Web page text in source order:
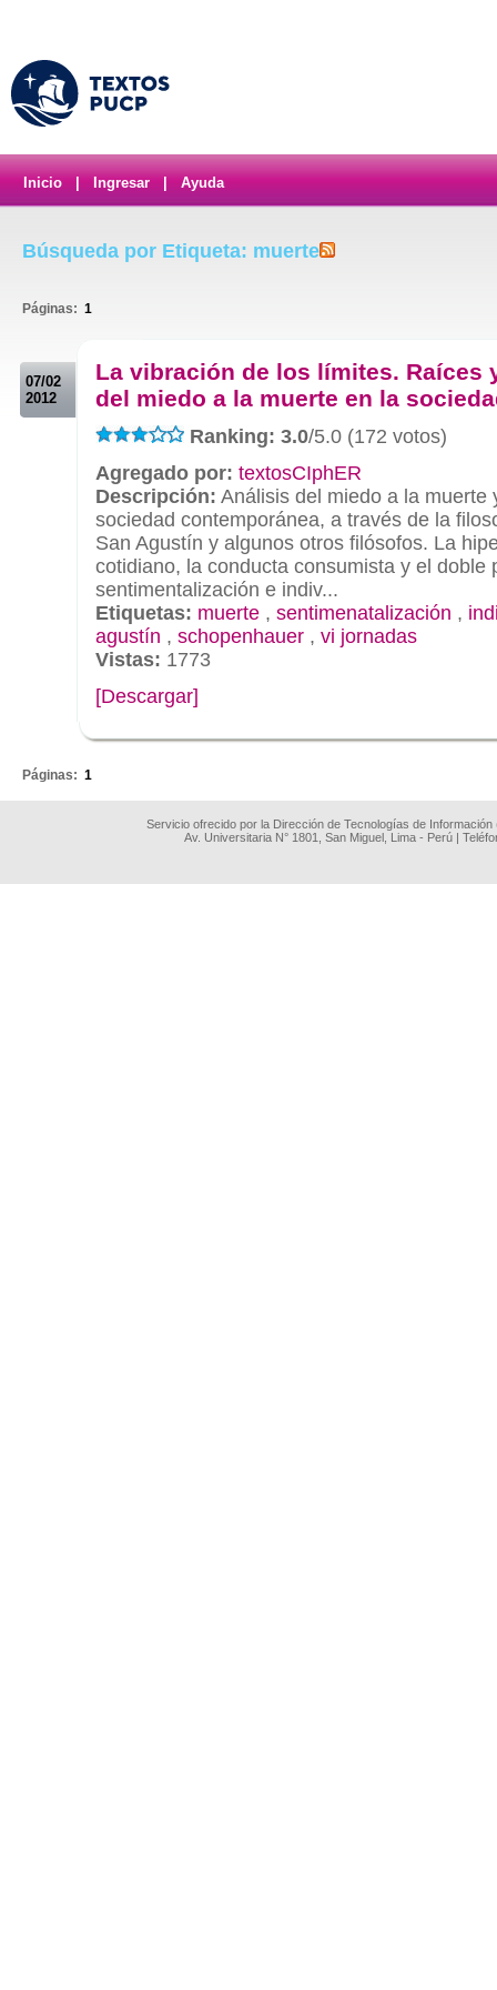
Inicio Ingresar Ayuda
Búsqueda por Etiqueta: muerte
Páginas: 1
07/02
2012
La vibración de los límites. Raíces
del miedo a la muerte en la
Ranking: 3.0/5.0 (172 votos)
Agregado por: textosCIphER
Descripción: Análisis del miedo a la muerte
sociedad contemporánea, a través de la
San Agustín y algunos otros filósofos. La
cotidiano, la conducta consumista y el doble
sentimentalización e indiv...
Etiquetas: muerte , sentimenatalización ,
agustín , schopenhauer , vi jornadas
Vistas: 1773
[Descargar]
Páginas: 1
Servicio ofrecido por la Dirección de Tecnologías de
Av. Universitaria N° 1801, San Miguel, Lima - Perú |